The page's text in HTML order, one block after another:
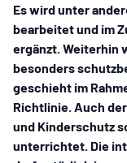
Es wird unter
bearbeitet und im
ergänzt. Weiterhin
besonders
geschieht im
Richtlinie. Auch
und Kinderschutz
unterrichtet. Die